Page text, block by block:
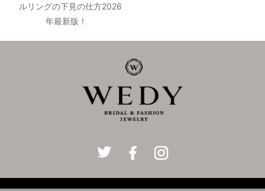
ルリングの下見の仕方2026
年最新版！